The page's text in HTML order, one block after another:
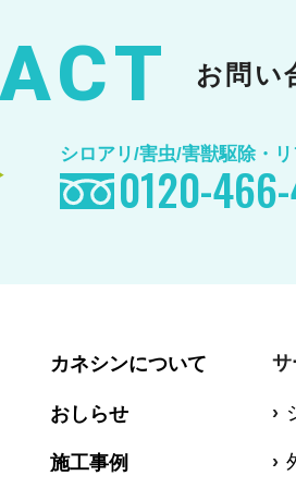
お問い
シロアリ/害虫/害獣駆除・
0120-
カネシンについて
おしらせ
施工事例
サ